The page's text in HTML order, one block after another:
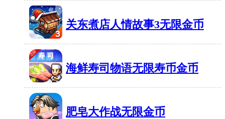
限
60MB 有972人在玩
关东煮店人情故事3无限金币
70MB
海鲜寿司物语无限寿币金币
37MB
肥皂大作战无限金币